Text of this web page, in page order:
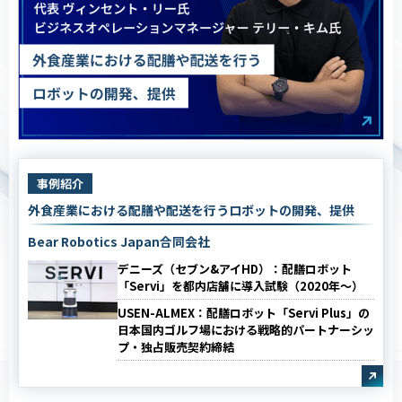
事例紹介
外食産業における配膳や配送を行うロボットの開発、提供
Bear Robotics Japan合同会社
デニーズ（セブン&アイHD）：配膳ロボット
「Servi」を都内店舗に導入試験（2020年～）
USEN-ALMEX：配膳ロボット「Servi Plus」の
日本国内ゴルフ場における戦略的パートナーシッ
プ・独占販売契約締結